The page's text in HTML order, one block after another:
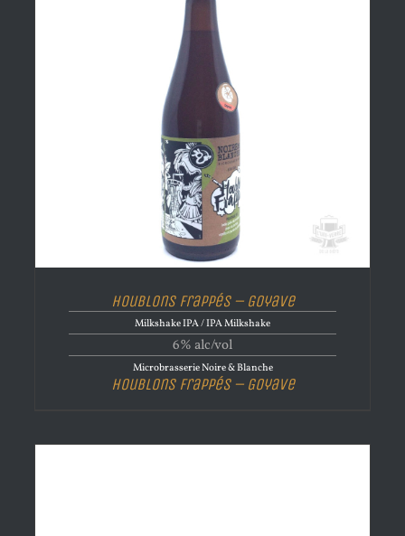
Houblons Frappés – Goyave
Milkshake IPA / IPA Milkshake
6% alc/vol
Microbrasserie Noire & Blanche
Houblons Frappés – Goyave